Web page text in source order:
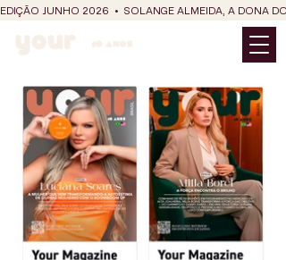
EDIÇÃO JUNHO 2026  •  SOLANGE ALMEIDA, A DONA